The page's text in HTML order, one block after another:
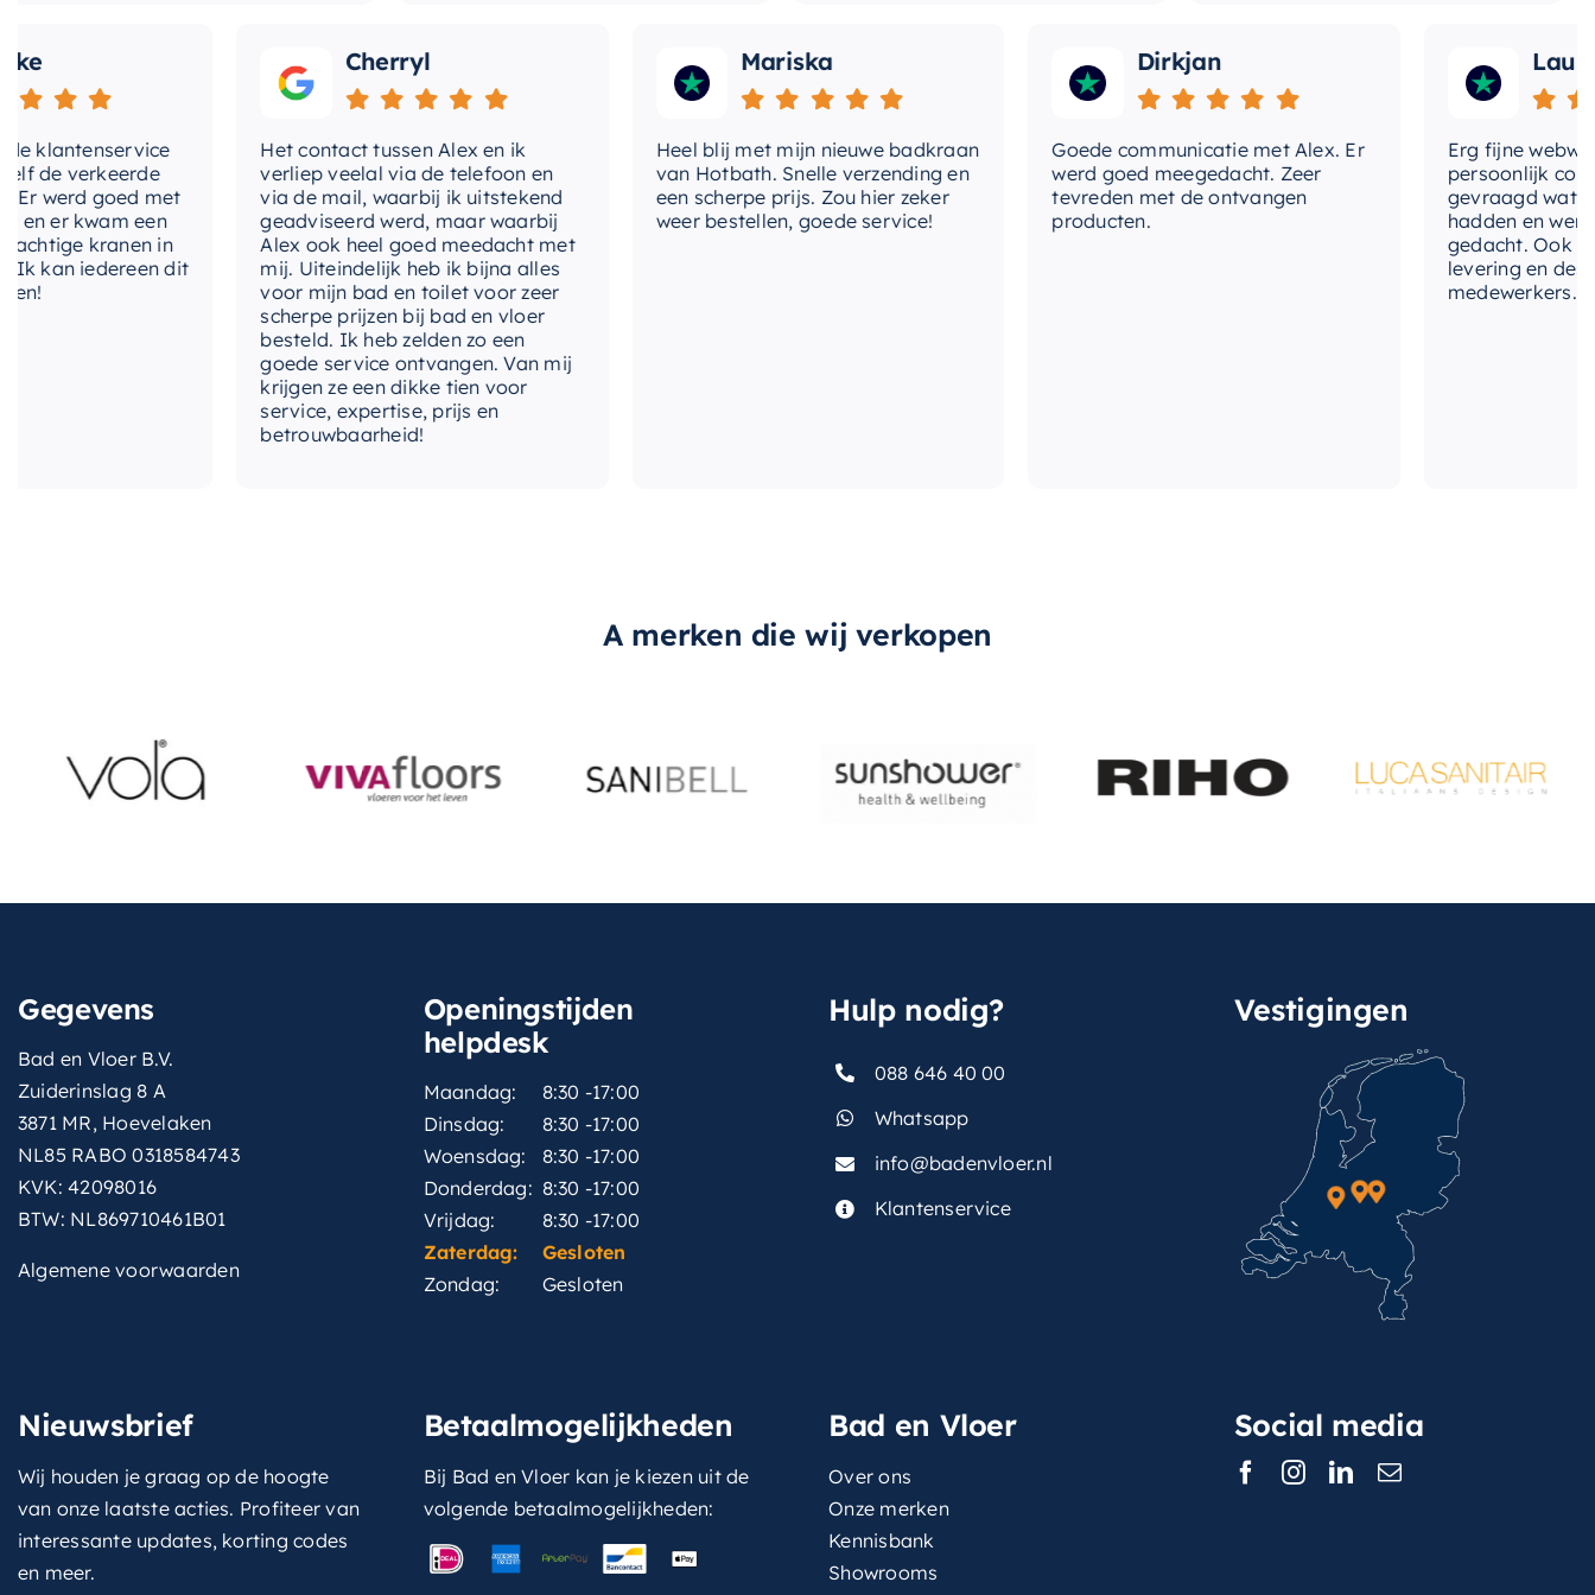
verkeerde
goed met
kwam een
kranen in
iedereen dit
Cherryl
Het contact tussen Alex en ik
verliep veelal via de telefoon en
via de mail, waarbij ik uitstekend
geadviseerd werd, maar waarbij
Alex ook heel goed meedacht met
mij. Uiteindelijk heb ik bijna alles
voor mijn bad en toilet voor zeer
scherpe prijzen bij bad en vloer
besteld. Ik heb zelden zo een
goede service ontvangen. Van mij
krijgen ze een dikke tien voor
service, expertise, prijs en
betrouwbaarheid!
Mariska
Heel blij met mijn nieuwe badkraan
van Hotbath. Snelle verzending en
een scherpe prijs. Zou hier zeker
weer bestellen, goede service!
Dirkjan
Goede communicatie met Alex. Er
werd goed meegedacht. Zeer
tevreden met de ontvangen
producten.
Laura
Erg fijne webwinkel,
persoonlijk contact
gevraagd wat we
hadden en werd
gedacht. Ook in de
levering en
medewerkers. Wij
A merken die wij verkopen
Gegevens
Bad en Vloer B.V.
Zuiderinslag 8 A
3871 MR, Hoevelaken
NL85 RABO 0318584743
KVK: 42098016
BTW: NL869710461B01
Algemene voorwaarden
Openingstijden
helpdesk
Maandag:
8:30 -17:00
Dinsdag:
8:30 -17:00
Woensdag:
8:30 -17:00
Donderdag: 8:30 -17:00
Vrijdag:
8:30 -17:00
Zaterdag:
Gesloten
Zondag:
Gesloten
Hulp nodig?
088 646 40 00
Whatsapp
info@badenvloer.nl
Klantenservice
Vestigingen
Nieuwsbrief
Wij houden je graag op de hoogte
van onze laatste acties. Profiteer van
interessante updates, korting codes
en meer.
Betaalmogelijkheden
Bij Bad en Vloer kan je kiezen uit de
volgende betaalmogelijkheden:
Bad en Vloer
Over ons
Onze merken
Kennisbank
Showrooms
Social media